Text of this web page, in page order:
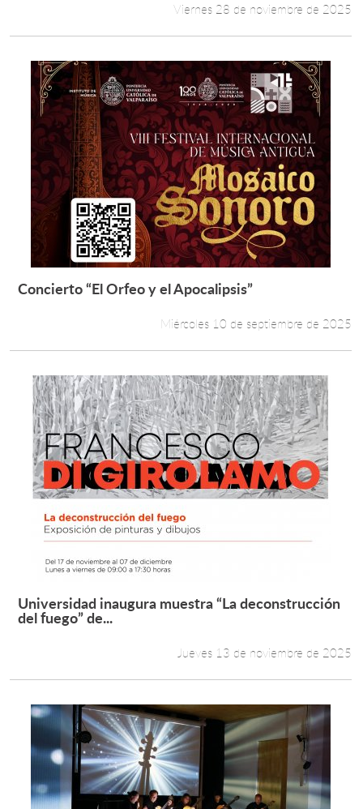
Viernes 28 de noviembre de 2025
Leer más +
Concierto “El Orfeo y el Apocalipsis”
Miércoles 10 de septiembre de 2025
Leer más +
Universidad inaugura muestra “La deconstrucción
del fuego” de...
Jueves 13 de noviembre de 2025